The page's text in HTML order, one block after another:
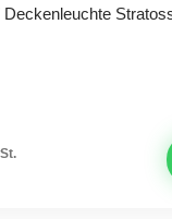
Deckenleuchte